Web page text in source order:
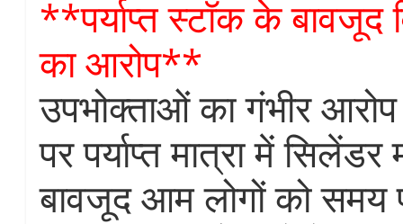
**पर्याप्त स्टॉक के
का आरोप**
उपभोक्ताओं का गंभीर
पर पर्याप्त मात्रा में
बावजूद आम लोगों को समय